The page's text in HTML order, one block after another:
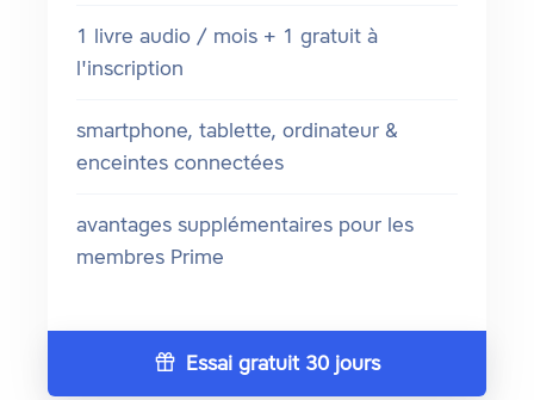
1 livre audio / mois + 1 gratuit à
l'inscription
smartphone, tablette, ordinateur &
enceintes connectées
avantages supplémentaires pour les
membres Prime
Essai gratuit 30 jours